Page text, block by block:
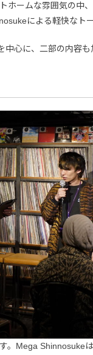
ホームな雰囲気の中
による軽快なト
心に、二部の内容も
。Mega Shinnosuke